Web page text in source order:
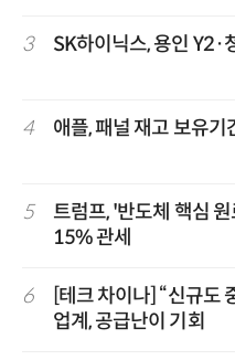
3 SK하이닉스, 용인
4 애플, 패널 재고 보유
5
트럼프, '반도체 핵심
15% 관세
6
[테크 차이나] “신규도
업계, 공급난이 기회